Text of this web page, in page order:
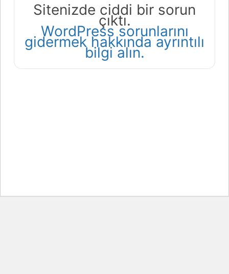
Sitenizde ciddi bir sorun
çıktı.
WordPress sorunlarını
gidermek hakkında ayrıntılı
bilgi alın.